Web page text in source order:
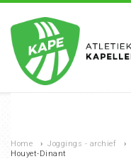
Home › Joggings - archief ›
Houyet-Dinant